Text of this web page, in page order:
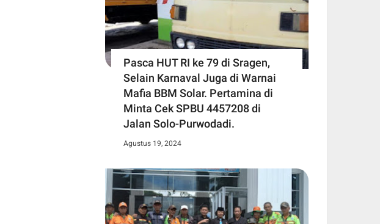
Pasca HUT RI ke 79 di Sragen,
Selain Karnaval Juga di Warnai
Mafia BBM Solar. Pertamina di
Minta Cek SPBU 4457208 di
Jalan Solo-Purwodadi.
Agustus 19, 2024